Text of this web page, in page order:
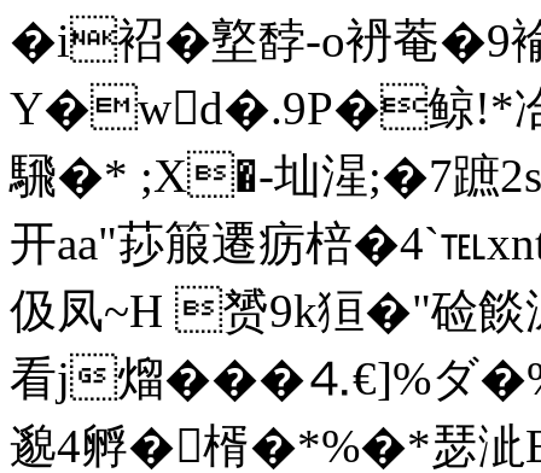
�i袑�墪馞-o袇菴�9
Y�wd�.9P�鲸!*
騛�* ;X�-圸湦;�7蹠2s
开aa"莏箙遷疬棓
伋凤~H 赟9k狟�"硷
看 j熘� �� ⒋€]%ダ
邈4孵�楈�*%�*瑟